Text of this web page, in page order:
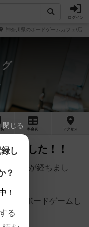
ログイン
神奈川県のボードゲームカフェ/店舗
料金 表 アクセス
ちました！！
1ヶ月が経ちまし
いはボードゲームし
閉じる
し
？
！
る